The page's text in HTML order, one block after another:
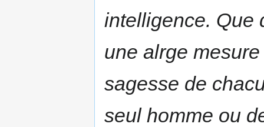
intelligence. Que
une alrge
sagesse de
seul homme ou